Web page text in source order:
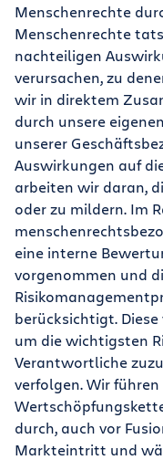
Menschenrechte
Menschenrechte
nachteiligen
verursachen, zu
wir in direktem
durch unsere
unserer
Auswirkungen auf
arbeiten wir daran,
oder zu mildern. Im
eine interne
vorgenommen und
berücksichtigt.
um die wichtigsten
Verantwortliche
verfolgen. Wir
durch, auch vor
Markteintritt und